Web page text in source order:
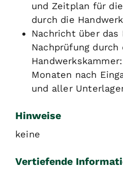
und Zeitplan für
durch die
Nachricht über das
Nachprüfung durch
Monaten nach
und aller
Hinweise
keine
Vertiefende